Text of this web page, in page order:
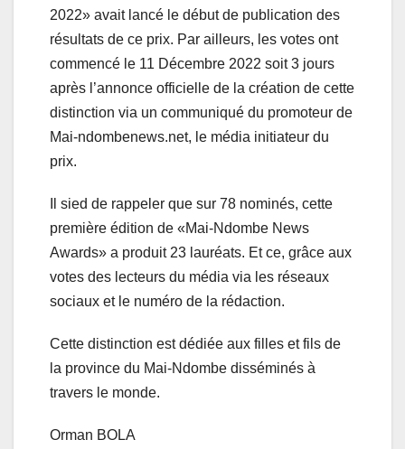
2022» avait lancé le début de publication des
résultats de ce prix. Par ailleurs, les votes ont
commencé le 11 Décembre 2022 soit 3 jours
après l’annonce officielle de la création de cette
distinction via un communiqué du promoteur de
Mai-ndombenews.net, le média initiateur du
prix.
Il sied de rappeler que sur 78 nominés, cette
première édition de «Mai-Ndombe News
Awards» a produit 23 lauréats. Et ce, grâce aux
votes des lecteurs du média via les réseaux
sociaux et le numéro de la rédaction.
Cette distinction est dédiée aux filles et fils de
la province du Mai-Ndombe disséminés à
travers le monde.
Orman BOLA